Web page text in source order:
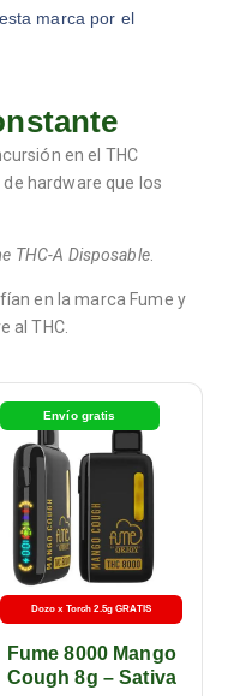
marca por el
en el THC
hardware que los
THC-A Disposable.
en la marca Fume y
al THC.
Envío gratis
Dozo x Torch 2.5g GRATIS
Fume 8000 Mango
Cough 8g – Sativa